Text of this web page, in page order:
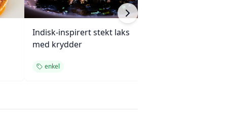
Indisk-inspirert stekt laks
med krydder
enkel